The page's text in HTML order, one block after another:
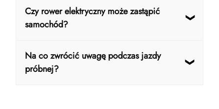
Tak – wpływają na płynność zmiany biegów i
ogólny komfort jazdy.
Czy rower elektryczny może zastąpić
samochód?
W wielu przypadkach tak, zwłaszcza na
krótkich i średnich dystansach w mieście.
Na co zwrócić uwagę podczas jazdy
próbnej?